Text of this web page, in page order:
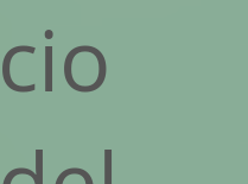
cio